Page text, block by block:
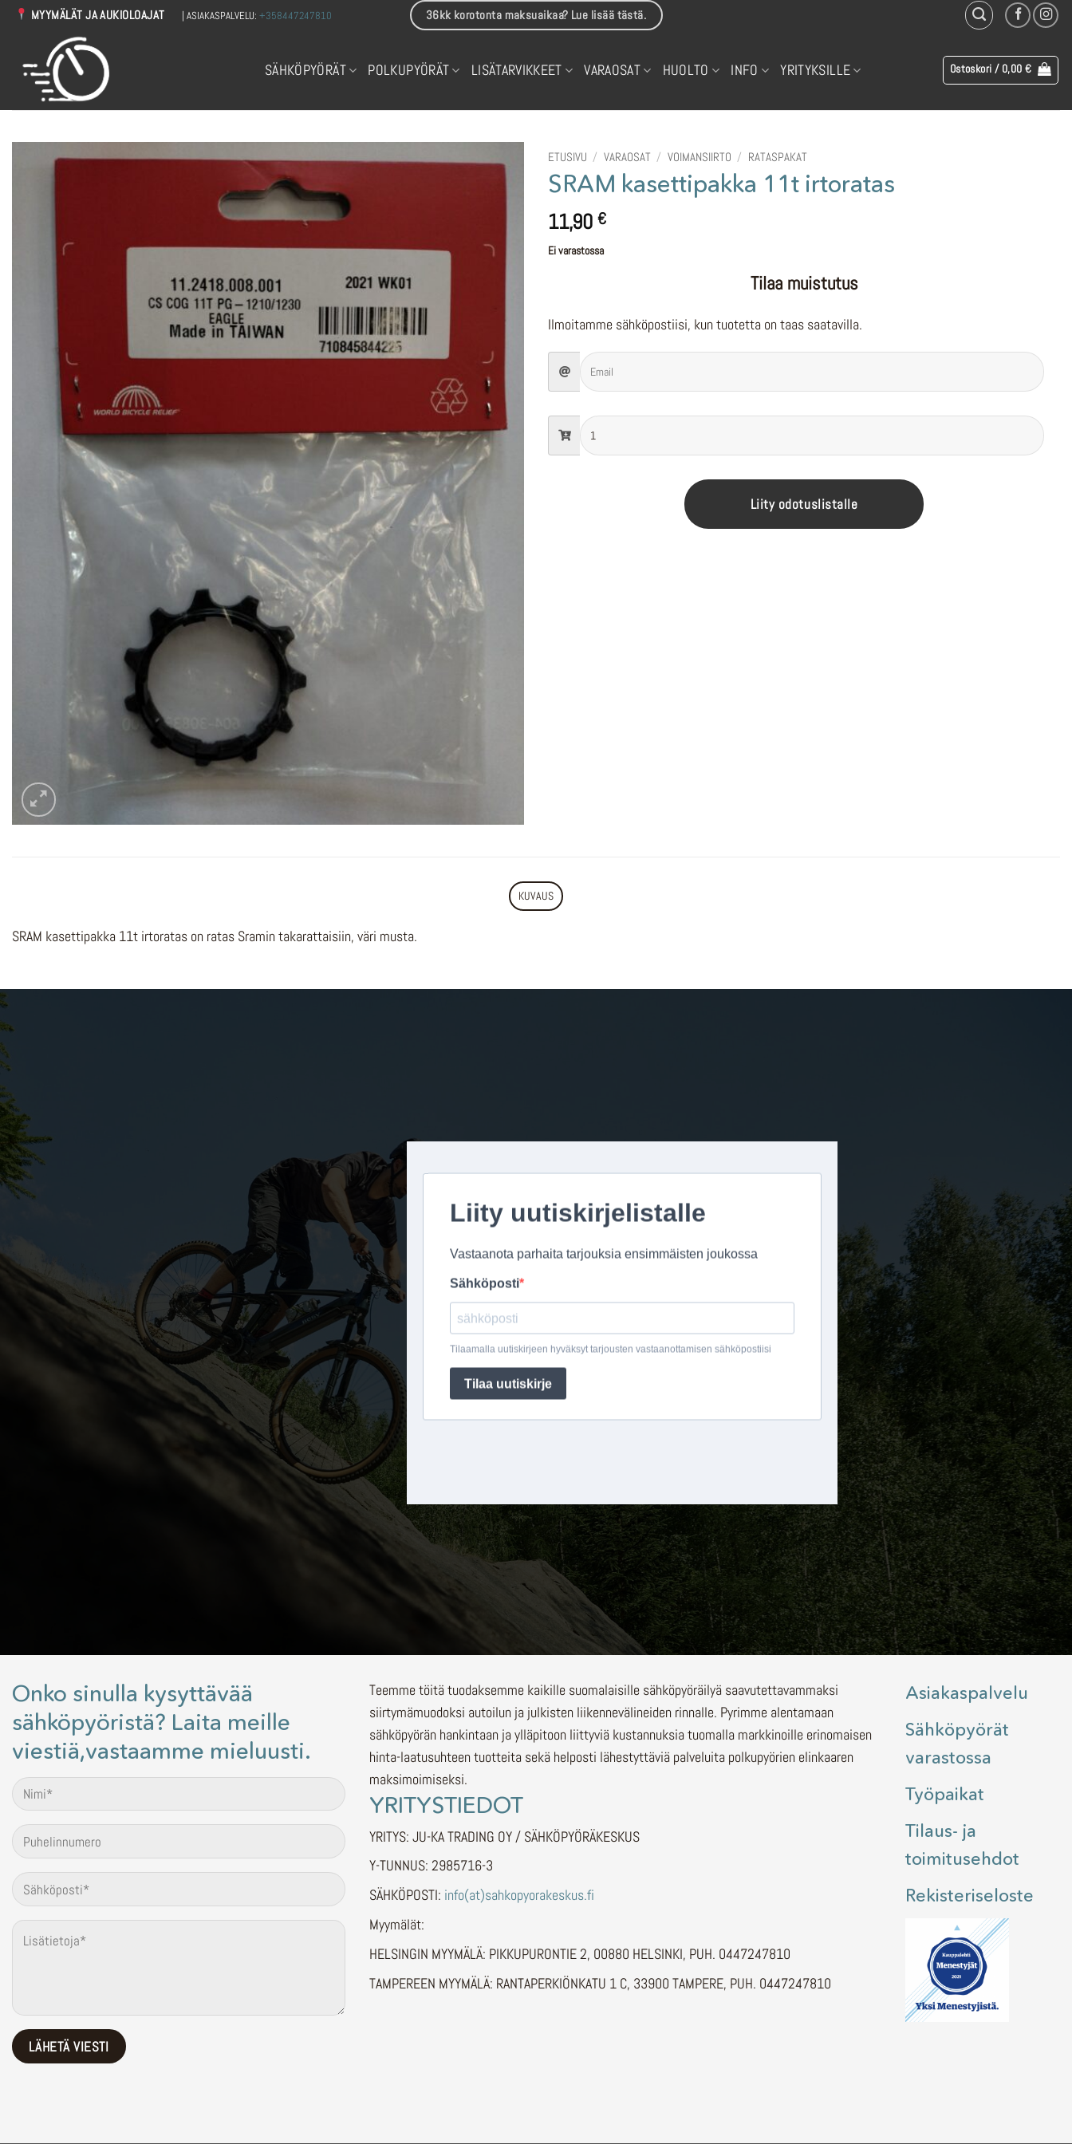
Skip
MYYMÄLÄT JA AUKIOLOAJAT | ASIAKASPALVELU:+358447247810 36kk korotonta maksuaikaa? Lue lisää tästä.
SÄHKÖPYÖRÄT POLKUPYÖRÄT LISÄTARVIKKEET VARAOSAT HUOLTO INFO YRITYKSILLE Ostoskori / 0,00 €
ETUSIVU / VARAOSAT / VOIMANSIIRTO / RATASPAKAT
SRAM kasettipakka 11t irtoratas
11,90 €
Ei varastossa
Tilaa muistutus
Ilmoitamme sähköpostiisi, kun tuotetta on taas saatavilla.
Liity odotuslistalle
KUVAUS
SRAM kasettipakka 11t irtoratas on ratas Sramin takarattaisiin, väri musta.
Onko sinulla kysyttävää
sähköpyöristä? Laita meille
viestiä,vastaamme mieluusti.
Teemme töitä tuodaksemme kaikille suomalaisille sähköpyöräilyä saavutettavammaksi
siirtymämuodoksi autoilun ja julkisten liikennevälineiden rinnalle. Pyrimme alentamaan
sähköpyörän hankintaan ja ylläpitoon liittyviä kustannuksia tuomalla markkinoille erinomaisen
hinta-laatusuhteen tuotteita sekä helposti lähestyttäviä palveluita polkupyörien elinkaaren
maksimoimiseksi.
YRITYSTIEDOT
YRITYS: JU-KA TRADING OY / SÄHKÖPYÖRÄKESKUS
Y-TUNNUS: 2985716-3
SÄHKÖPOSTI: info(at)sahkopyorakeskus.fi
Myymälät:
HELSINGIN MYYMÄLÄ: PIKKUPURONTIE 2, 00880 HELSINKI, PUH. 0447247810
TAMPEREEN MYYMÄLÄ: RANTAPERKIÖNKATU 1 C, 33900 TAMPERE, PUH. 0447247810
Asiakaspalvelu
Sähköpyörät
varastossa
Työpaikat
Tilaus- ja
toimitusehdot
Rekisteriseloste